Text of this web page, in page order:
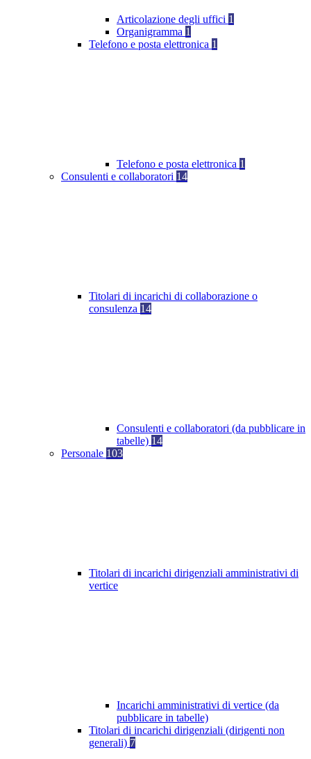
Articolazione degli uffici 1
Organigramma 1
Telefono e posta elettronica 1
Telefono e posta elettronica 1
Consulenti e collaboratori 14
Titolari di incarichi di collaborazione o
consulenza 14
Consulenti e collaboratori (da pubblicare in
tabelle) 14
Personale 103
Titolari di incarichi dirigenziali amministrativi di
vertice
Incarichi amministrativi di vertice (da
pubblicare in tabelle)
Titolari di incarichi dirigenziali (dirigenti non
generali) 7